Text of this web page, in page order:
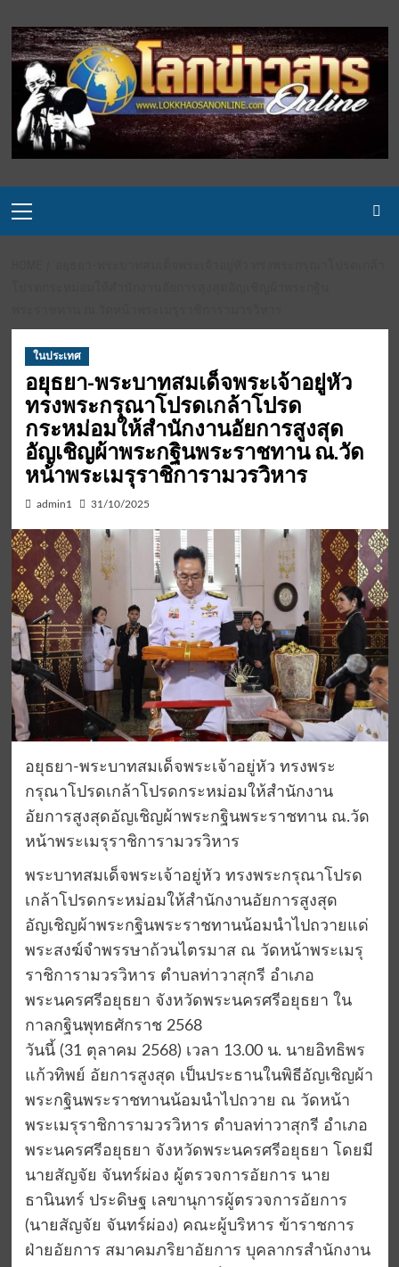
to
content
Menu
ในประเทศ
อยุธยา-พระบาทสมเด็จพระเจ้าอยู่หัว
ทรงพระกรุณาโปรดเกล้าโปรด
กระหม่อมให้สำนักงานอัยการสูงสุด
อัญเชิญผ้าพระกฐินพระราชทาน ณ.วัด
หน้าพระเมรุราชิการามวรวิหาร
admin1 31/10/2025
อยุธยา-พระบาทสมเด็จพระเจ้าอยู่หัว ทรงพระ
กรุณาโปรดเกล้าโปรดกระหม่อมให้สำนักงาน
อัยการสูงสุดอัญเชิญผ้าพระกฐินพระราชทาน ณ.วัด
หน้าพระเมรุราชิการามวรวิหาร
พระบาทสมเด็จพระเจ้าอยู่หัว ทรงพระกรุณาโปรด
เกล้าโปรดกระหม่อมให้สำนักงานอัยการสูงสุด
อัญเชิญผ้าพระกฐินพระราชทานน้อมนำไปถวายแด่
พระสงฆ์จำพรรษาถ้วนไตรมาส ณ วัดหน้าพระเมรุ
ราชิการามวรวิหาร ตำบลท่าวาสุกรี อำเภอ
พระนครศรีอยุธยา จังหวัดพระนครศรีอยุธยา ใน
กาลกฐินพุทธศักราช 2568
วันนี้ (31 ตุลาคม 2568) เวลา 13.00 น. นายอิทธิพร
แก้วทิพย์ อัยการสูงสุด เป็นประธานในพิธีอัญเชิญผ้า
พระกฐินพระราชทานน้อมนำไปถวาย ณ วัดหน้า
พระเมรุราชิการามวรวิหาร ตำบลท่าวาสุกรี อำเภอ
พระนครศรีอยุธยา จังหวัดพระนครศรีอยุธยา โดยมี
นายสัญจัย จันทร์ผ่อง ผู้ตรวจการอัยการ นาย
ธานินทร์ ประดิษฐ เลขานุการผู้ตรวจการอัยการ
(นายสัญจัย จันทร์ผ่อง) คณะผู้บริหาร ข้าราชการ
ฝ่ายอัยการ สมาคมภริยาอัยการ บุคลากรสำนักงาน